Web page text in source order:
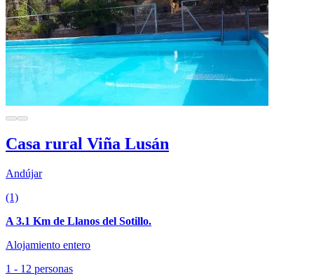
Casa rural Viña Lusán
Andújar
(1)
A 3.1 Km de Llanos del Sotillo.
Alojamiento entero
1 - 12 personas